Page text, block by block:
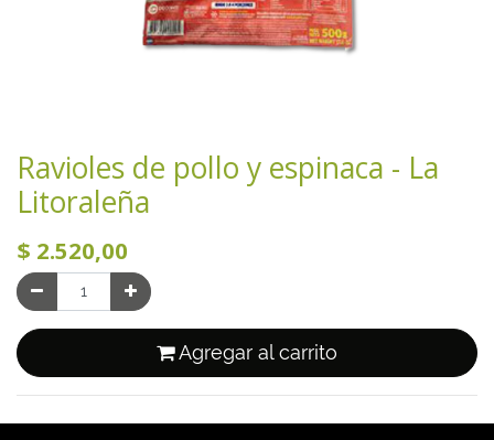
Ravioles de pollo y espinaca - La
Litoraleña
$ 2.520,00
Agregar al carrito